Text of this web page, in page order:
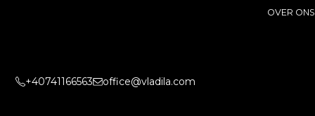
OVER ONS
+40741166563 office@vladila.com